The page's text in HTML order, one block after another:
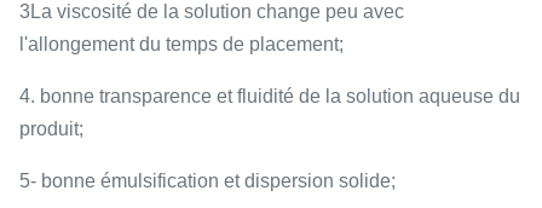
3La viscosité de la solution change peu avec
l'allongement du temps de placement;
4. bonne transparence et fluidité de la solution aqueuse du
produit;
5- bonne émulsification et dispersion solide;